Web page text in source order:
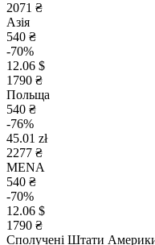
2071 ₴
Азія
540 ₴
-70%
12.06 $
1790 ₴
Польща
540 ₴
-76%
45.01 zł
2277 ₴
MENA
540 ₴
-70%
12.06 $
1790 ₴
Сполучені Штати